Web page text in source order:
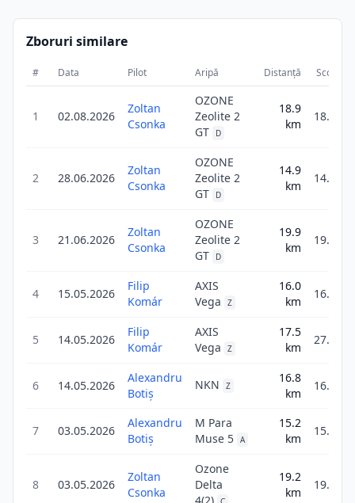
Zboruri similare
# Data Pilot Aripă Distanță Scor
1 02.08.2026
Zoltan
Csonka
OZONE
Zeolite 2
GT
D
18.9
km
18.9
2 28.06.2026
Zoltan
Csonka
OZONE
Zeolite 2
GT
D
14.9
km
14.9
3 21.06.2026
Zoltan
Csonka
OZONE
Zeolite 2
GT
D
19.9
km
19.9
4 15.05.2026
Filip
Komár
AXIS
Vega
Z
16.0
km
16.0
5 14.05.2026
Filip
Komár
AXIS
Vega
Z
17.5
km
27.9
6 14.05.2026
Alexandru
Botiș
NKN Z
16.8
km
16.8
7 03.05.2026
Alexandru
Botiș
M Para
Muse 5 A
15.2
km
15.2
8 03.05.2026
Zoltan
Csonka
Ozone
Delta
19.2
km
19.2